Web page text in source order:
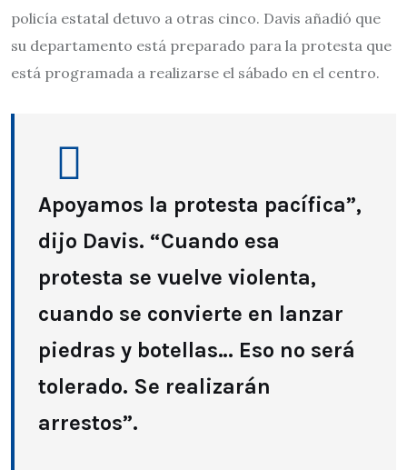
policía estatal detuvo a otras cinco. Davis añadió que
su departamento está preparado para la protesta que
está programada a realizarse el sábado en el centro.
Apoyamos la protesta pacífica”,
dijo Davis. “Cuando esa
protesta se vuelve violenta,
cuando se convierte en lanzar
piedras y botellas… Eso no será
tolerado. Se realizarán
arrestos”.